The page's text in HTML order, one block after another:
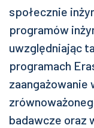
społecznie
programów
uwzględniając
programach
zaangażowanie
badawcze oraz